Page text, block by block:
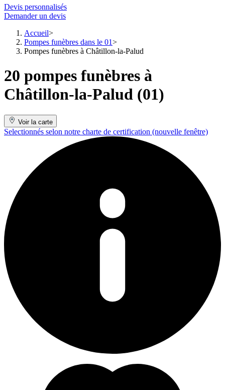
Devis personnalisés
Demander un devis
Accueil
Pompes funèbres dans le 01
Pompes funèbres à Châtillon-la-Palud
20 pompes funèbres à
Châtillon-la-Palud (01)
Voir la carte
Selectionnés selon notre charte de certification (nouvelle fenêtre)